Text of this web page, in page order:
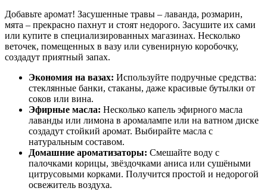
Добавьте аромат! Засушенные травы – лаванда, розмарин,
мята – прекрасно пахнут и стоят недорого. Засушите их сами
или купите в специализированных магазинах. Несколько
веточек, помещенных в вазу или сувенирную коробочку,
создадут приятный запах.
Экономия на вазах: Используйте подручные средства:
стеклянные банки, стаканы, даже красивые бутылки от
соков или вина.
Эфирные масла: Несколько капель эфирного масла
лаванды или лимона в аромалампе или на ватном диске
создадут стойкий аромат. Выбирайте масла с
натуральным составом.
Домашние ароматизаторы: Смешайте воду с
палочками корицы, звёздочками аниса или сушёными
цитрусовыми корками. Получится простой и недорогой
освежитель воздуха.